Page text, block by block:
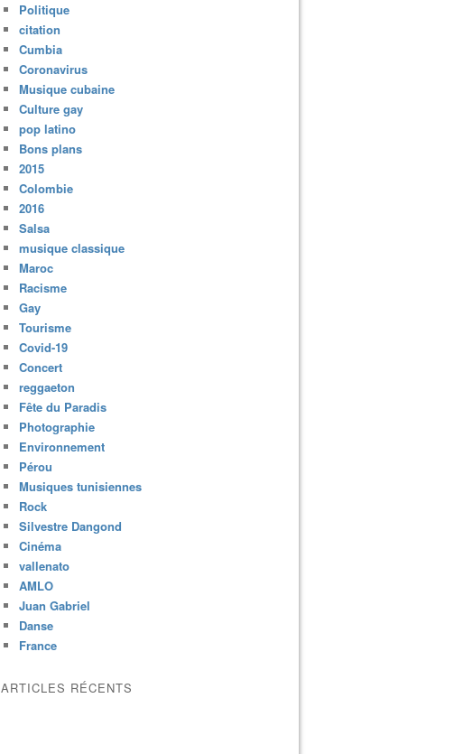
Politique
citation
Cumbia
Coronavirus
Musique cubaine
Culture gay
pop latino
Bons plans
2015
Colombie
2016
Salsa
musique classique
Maroc
Racisme
Gay
Tourisme
Covid-19
Concert
reggaeton
Fête du Paradis
Photographie
Environnement
Pérou
Musiques tunisiennes
Rock
Silvestre Dangond
Cinéma
vallenato
AMLO
Juan Gabriel
Danse
France
ARTICLES RÉCENTS